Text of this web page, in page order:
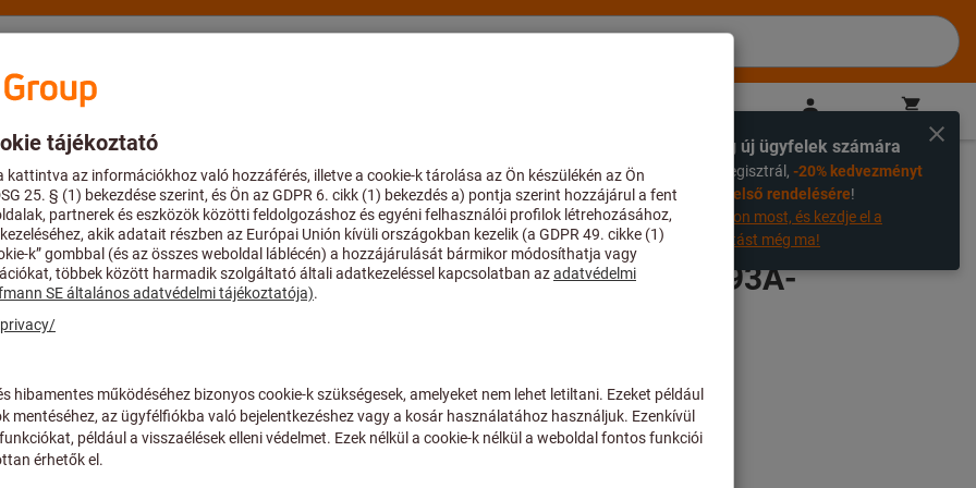
Tanácsadás és támogatás
% Kizárólag új ügyfelek számára
Ha most regisztrál, -20% kedvezményt
kaphat az első rendelésére!
Regisztráljon most, és kezdje el a
megtakarítást még ma!
kúp HSK (ISO 12164-1) Menesztőlapos befogó (Weldon) HSK
Torziós rezgéscsillapító DIN69893A-